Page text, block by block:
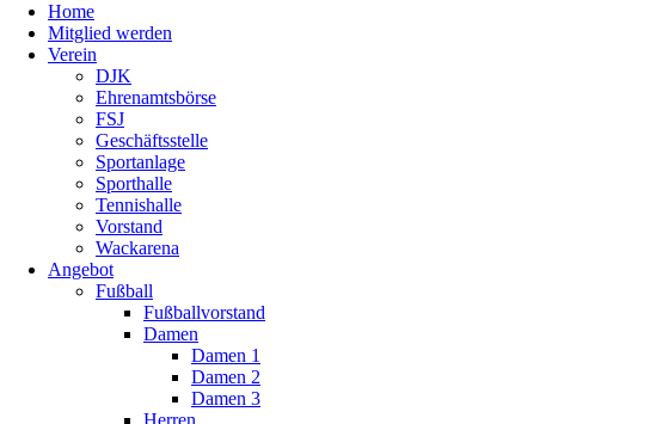
Home
Mitglied werden
Verein
DJK
Ehrenamtsbörse
FSJ
Geschäftsstelle
Sportanlage
Sporthalle
Tennishalle
Vorstand
Wackarena
Angebot
Fußball
Fußballvorstand
Damen
Damen 1
Damen 2
Damen 3
Herren